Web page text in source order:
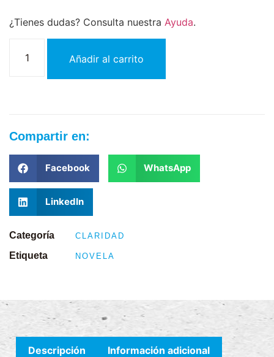
¿Tienes dudas? Consulta nuestra Ayuda.
Añadir al carrito
Compartir en:
Facebook WhatsApp
LinkedIn
Categoría CLARIDAD
Etiqueta NOVELA
Descripción Información adicional